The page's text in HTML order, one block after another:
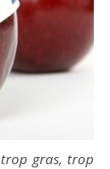
gras, trop